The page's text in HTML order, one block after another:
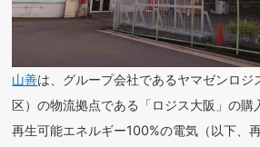
山善は、グループ会社であるヤマゼンロジ
区）の物流拠点である「ロジス大阪」の購
再生可能エネルギー100%の電気（以下、